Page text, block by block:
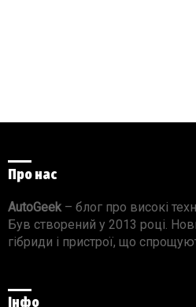
Про нас
AutoGeek – блог про високі
Був створений у 2013 році.
гібриди і пристрої, що
Інфо